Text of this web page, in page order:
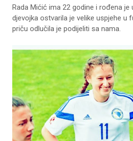
Rada Mićić ima 22 godine i rođena je
djevojka ostvarila je velike uspjehe u
priču odlučila je podijeliti sa nama.